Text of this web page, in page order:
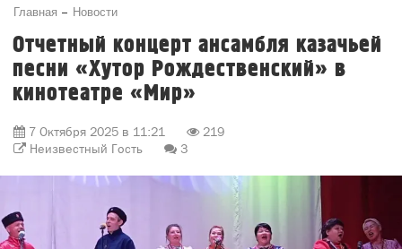
Главная Новости
Отчетный концерт ансамбля казачьей
песни «Хутор Рождественский» в
кинотеатре «Мир»
7 Октября 2025 в 11:21
219
Неизвестный Гость
3